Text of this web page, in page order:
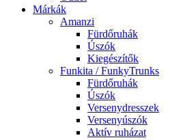
Márkák
Amanzi
Fürdőruhák
Úszók
Kiegészítők
Funkita / FunkyTrunks
Fürdőruhák
Úszók
Versenydresszek
Versenyúszók
Aktív ruházat